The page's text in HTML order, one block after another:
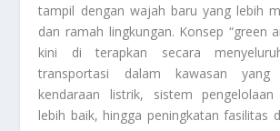
tampil dengan wajah baru yang lebih
dan ramah lingkungan. Konsep “green
kini di terapkan secara
transportasi dalam kawasan yang
kendaraan listrik, sistem
lebih baik, hingga peningkatan fasilitas